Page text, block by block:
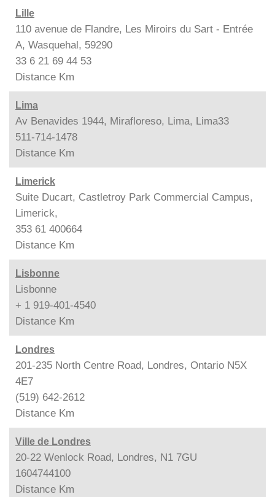
Lille
110 avenue de Flandre, Les Miroirs du Sart - Entrée
A, Wasquehal, 59290
33 6 21 69 44 53
Distance Km
Lima
Av Benavides 1944, Mirafloreso, Lima, Lima33
511-714-1478
Distance Km
Limerick
Suite Ducart, Castletroy Park Commercial Campus,
Limerick,
353 61 400664
Distance Km
Lisbonne
Lisbonne
+ 1 919-401-4540
Distance Km
Londres
201-235 North Centre Road, Londres, Ontario N5X
4E7
(519) 642-2612
Distance Km
Ville de Londres
20-22 Wenlock Road, Londres, N1 7GU
1604744100
Distance Km